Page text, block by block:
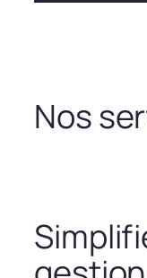
Nos